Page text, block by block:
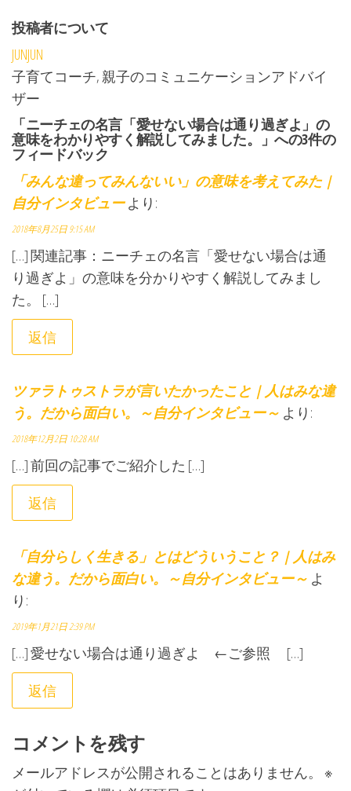
投稿者について
JUNJUN
子育てコーチ, 親子のコミュニケーションアドバイ
ザー
「ニーチェの名言「愛せない場合は通り過ぎよ」の
意味をわかりやすく解説してみました。」への3件の
フィードバック
「みんな違ってみんないい」の意味を考えてみた |
自分インタビュー より:
2018年8月25日 9:15 AM
[…] 関連記事：ニーチェの名言「愛せない場合は通
り過ぎよ」の意味を分かりやすく解説してみまし
た。 […]
返信
ツァラトゥストラが言いたかったこと | 人はみな違
う。だから面白い。～自分インタビュー～ より:
2018年12月2日 10:28 AM
[…] 前回の記事でご紹介した […]
返信
「自分らしく生きる」とはどういうこと？ | 人はみ
な違う。だから面白い。～自分インタビュー～ よ
り:
2019年1月21日 2:39 PM
[…] 愛せない場合は通り過ぎよ ←ご参照 […]
返信
コメントを残す
メールアドレスが公開されることはありません。
※